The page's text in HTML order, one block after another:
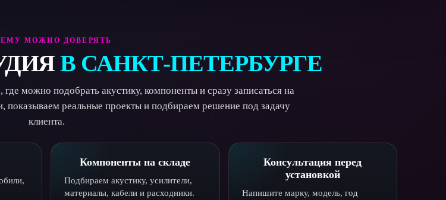
МОЖНО ДОВЕРЯТЬ
В САНКТ-ПЕТЕРБУРГЕ
можно подобрать акустику, компоненты и сразу записаться на
показываем реальные проекты и подбираем решение под задачу
клиента.
Компоненты на складе
Подбираем акустику, усилители,
материалы, кабели и расходники.
Консультация перед
установкой
Напишите марку, модель, год